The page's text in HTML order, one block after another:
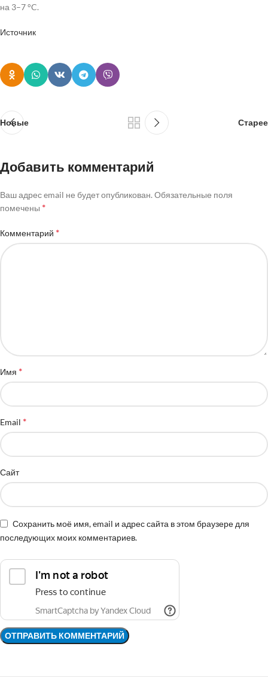
на 3–7 °C.
Источник
Новые Старее
Добавить комментарий
Ваш адрес email не будет опубликован. Обязательные поля
помечены *
Комментарий *
Имя *
Email *
Сайт
Сохранить моё имя, email и адрес сайта в этом браузере для
последующих моих комментариев.